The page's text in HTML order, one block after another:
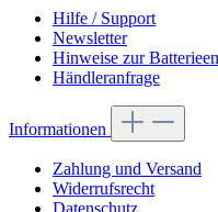
Hilfe / Support
Newsletter
Hinweise zur
Händleranfrage
Informationen
Zahlung und Versand
Widerrufsrecht